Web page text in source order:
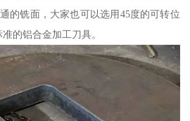
的铣面，大家也可以选用45度的可转位
的铝合金加工刀具。